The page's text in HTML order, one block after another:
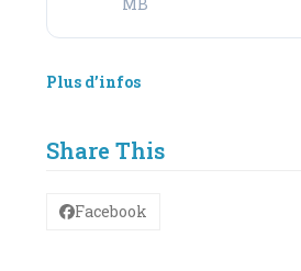
Plus d’infos
Share This
Facebook